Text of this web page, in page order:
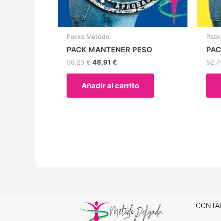
Packs Método
PACK MANTENER PESO
56,25€48,91 €
Añadir al carrito